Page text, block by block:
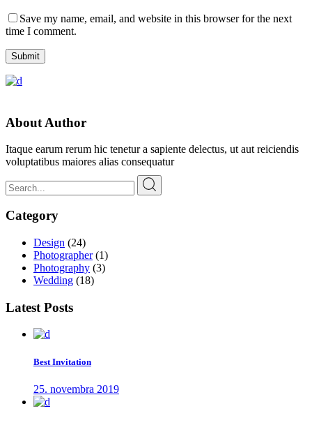
Save my name, email, and website in this browser for the next
time I comment.
Submit
About Author
Itaque earum rerum hic tenetur a sapiente delectus, ut aut reiciendis
voluptatibus maiores alias consequatur
Search
for:
Category
Design (24)
Photographer(1)
Photography (3)
Wedding (18)
Latest Posts
Best Invitation
25. novembra 2019